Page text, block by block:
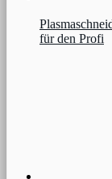
für den Profi